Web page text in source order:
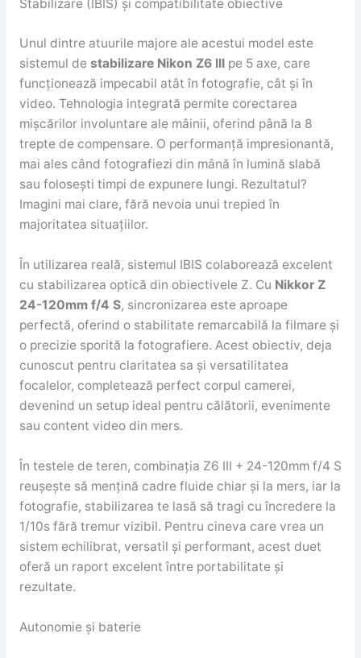
Stabilizare (IBIS) și compatibilitate obiective
Unul dintre atuurile majore ale acestui model este
sistemul de stabilizare Nikon Z6 IIIpe 5 axe, care
funcționează impecabil atât în fotografie, cât și în
video. Tehnologia integrată permite corectarea
mișcărilor involuntare ale mâinii, oferind până la 8
trepte de compensare. O performanță impresionantă,
mai ales când fotografiezi din mână în lumină slabă
sau folosești timpi de expunere lungi. Rezultatul?
Imagini mai clare, fără nevoia unui trepied în
majoritatea situațiilor.
În utilizarea reală, sistemul IBIS colaborează excelent
cu stabilizarea optică din obiectivele Z. Cu Nikkor Z
24-120mm f/4 S, sincronizarea este aproape
perfectă, oferind o stabilitate remarcabilă la filmare și
o precizie sporită la fotografiere. Acest obiectiv, deja
cunoscut pentru claritatea sa și versatilitatea
focalelor, completează perfect corpul camerei,
devenind un setup ideal pentru călătorii, evenimente
sau content video din mers.
În testele de teren, combinația Z6 III + 24-120mm f/4 S
reușește să mențină cadre fluide chiar și la mers, iar la
fotografie, stabilizarea te lasă să tragi cu încredere la
1/10s fără tremur vizibil. Pentru cineva care vrea un
sistem echilibrat, versatil și performant, acest duet
oferă un raport excelent între portabilitate și
rezultate.
Autonomie și baterie